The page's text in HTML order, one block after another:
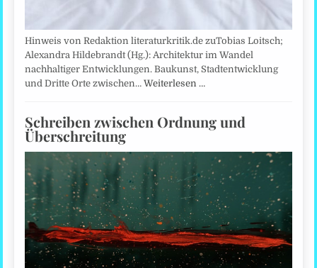
Hinweis von Redaktion literaturkritik.de zuTobias Loitsch;
Alexandra Hildebrandt (Hg.): Architektur im Wandel
nachhaltiger Entwicklungen. Baukunst, Stadtentwicklung
und Dritte Orte zwischen…Weiterlesen …
Schreiben zwischen Ordnung und
Überschreitung